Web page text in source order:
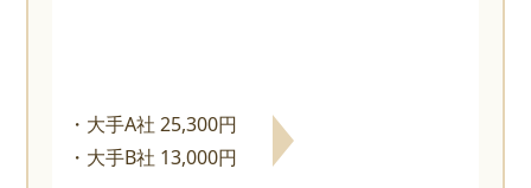
大手A社 25,300円
大手B社 13,000円